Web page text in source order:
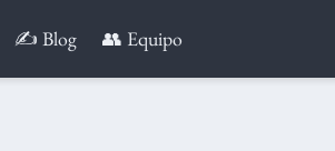
✍️ Blog 👥 Equipo